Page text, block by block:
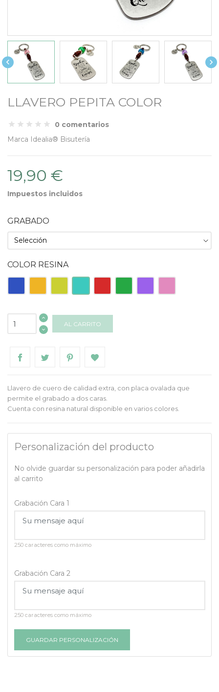
 
LLAVERO PEPITA COLOR
0 comentarios
Marca Idealia® Bisutería
19,90 €
Impuestos incluidos
GRABADO
COLOR RESINA
Naranja PistachoTurquesaRoja Verde Morado
AL CARRITO
Llavero de cuero de calidad extra, con placa ovalada que
permite el grabado a dos caras.
Cuenta con resina natural disponible en varios colores.
Personalización del producto
No olvide guardar su personalización para poder añadirla
al carrito
Grabación Cara 1
250 caracteres como máximo
Grabación Cara 2
250 caracteres como máximo
GUARDAR PERSONALIZACIÓN